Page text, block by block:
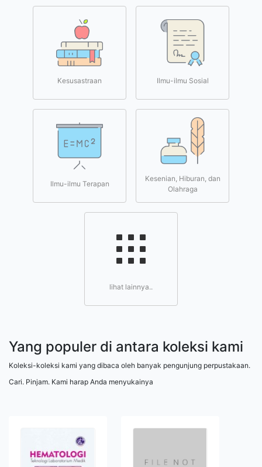
Kesusastraan Ilmu-ilmu Sosial
Ilmu-ilmu Terapan
Kesenian, Hiburan, dan
Olahraga
lihat lainnya..
Yang populer di antara koleksi kami
Koleksi-koleksi kami yang dibaca oleh banyak pengunjung perpustakaan.
Cari. Pinjam. Kami harap Anda menyukainya